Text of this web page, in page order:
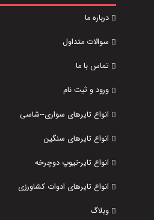
درباره ما
سوالات متداول
تماس با ما
ورود و ثبت نام
انواع تایرهای سواری--شاسی
انواع تایرهای سنگین
انواع تایر-تیوپ دوچرخه
انواع تایرهای ادوات کشاورزی
وبلاگ